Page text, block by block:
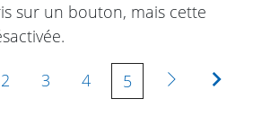
sur un bouton, mais cette
2 3 4 5 Suivante